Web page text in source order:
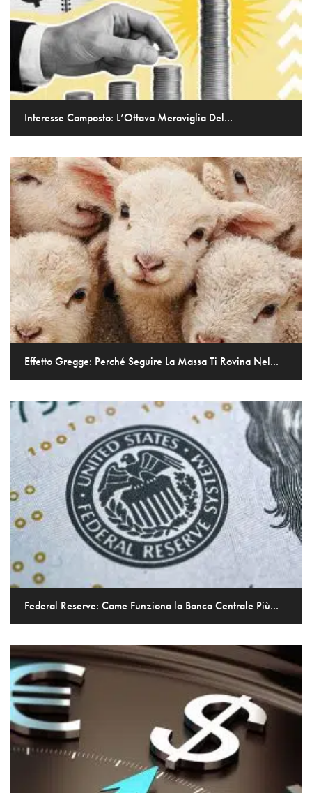
Interesse Composto: L’Ottava Meraviglia Del...
Effetto Gregge: Perché Seguire La Massa Ti Rovina Nel...
Federal Reserve: Come Funziona la Banca Centrale Più...